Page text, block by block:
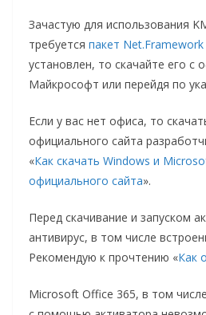
Зачастую для использования
требуется пакет Net.Framework
установлен, то скачайте его с
Майкрософт или перейдя по
Если у вас нет офиса, то
официального сайта
«Как скачать Windows и
официального сайта».
Перед скачивание и запуском
антивирус, в том числе
Рекомендую к прочтению «Как
Microsoft Office 365, в том